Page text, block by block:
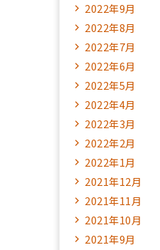
2022年9月
2022年8月
2022年7月
2022年6月
2022年5月
2022年4月
2022年3月
2022年2月
2022年1月
2021年12月
2021年11月
2021年10月
2021年9月